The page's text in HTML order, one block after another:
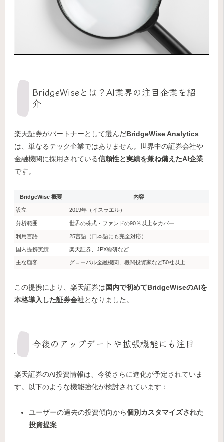
BridgeWiseとは？AI業界の注目企業を紹
介
楽天証券がパートナーとして選んだBridgeWise Analytics
は、単なるテック企業ではありません。世界中の証券会社や
金融機関に採用されている信頼性と実績を兼ね備えたAI企業
です。
BridgeWise 概要 内容
設立 2019年（イスラエル）
分析範囲 世界の株式・ファンドの90％以上をカバー
利用言語 25言語（日本語にも完全対応）
国内提携実績 楽天証券、JPX総研など
主な顧客 グローバル金融機関、機関投資家など50社以上
この提携により、楽天証券は国内で初めてBridgeWiseのAIを
本格導入した証券会社となりました。
今後のアップデートや拡張機能にも注目
楽天証券のAI投資情報は、今後さらに進化が予定されていま
す。以下のような機能強化が検討されています：
ユーザーの過去の投資傾向から個別カスタマイズされた
投資提案